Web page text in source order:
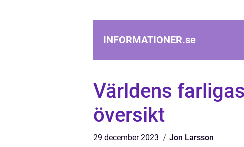
INFORMATIONER.se
Världens
översikt
29 december 2023 Jon Larsson